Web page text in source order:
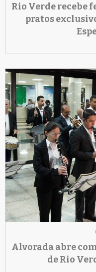
Rio Verde recebe
pratos
Alvorada abre
de Rio